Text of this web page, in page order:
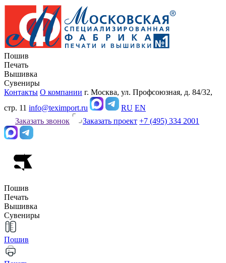
Пошив
Печать
Вышивка
Сувениры
Контакты О компании г. Москва, ул. Профсоюзная, д. 84/32,
стр. 11 info@teximport.ru RU EN
Заказать звонок
Заказать проект +7 (495) 334 2001
Пошив
Печать
Вышивка
Сувениры
Пошив